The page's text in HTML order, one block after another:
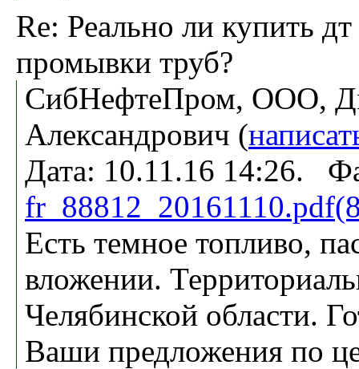
Re: Реально ли купить
промывки труб?
СибНефтеПром, ООО,
Александрович (
Дата: 10.11.16 14:26.
Есть темное топливо,
вложении.
Челябинской области.
Ваши предложения по